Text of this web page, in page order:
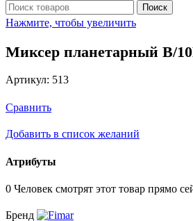
Поиск
Нажмите, чтобы увеличить
Миксер планетарный В/
Артикул: 513
Сравнить
Добавить в список желаний
Атрибуты
0 Человек смотрят этот товар прямо
Бренд